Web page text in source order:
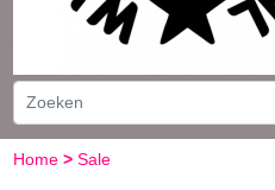
Home > Sale